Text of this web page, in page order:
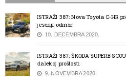
ISTRAŽI 387: Nova Toyota C-HR
jesenji odmor!
10. DECEMBRA 2020.
ISTRAŽI 387: ŠKODA SUPERB
dalekoj prošlosti
9. NOVEMBRA 2020.